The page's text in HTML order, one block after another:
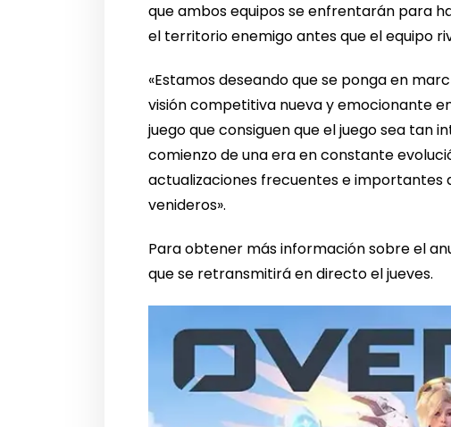
que ambos equipos se enfrentarán para
el territorio enemigo antes que el equipo
«Estamos deseando que se ponga en
visión competitiva nueva y emocionante
juego que consiguen que el juego sea
comienzo de una era en constante
actualizaciones frecuentes e importantes
venideros».
Para obtener más información sobre el
que se retransmitirá en directo el jueves.